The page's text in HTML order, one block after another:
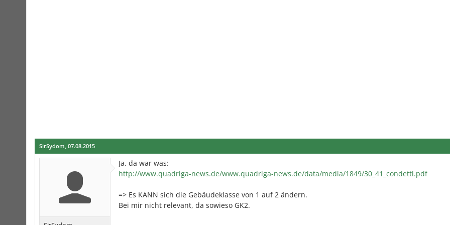
SirSydom, 07.08.2015
Ja, da war was:
http://www.quadriga-news.de/www.quadriga-news.de/data/media/1849/30_41_condetti.pdf
=> Es KANN sich die Gebäudeklasse von 1 auf 2 ändern.
Bei mir nicht relevant, da sowieso GK2.